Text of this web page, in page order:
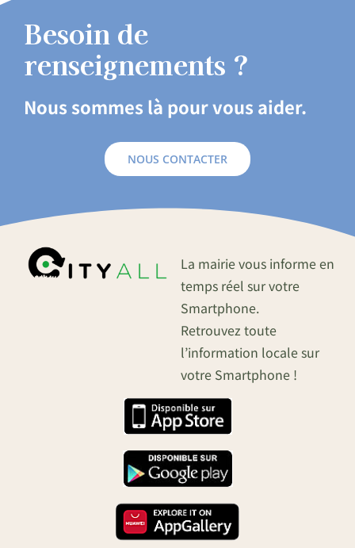
Besoin de
renseignements ?
Nous sommes là pour vous aider.
NOUS CONTACTER
La mairie vous informe en
temps réel sur votre
Smartphone.
Retrouvez toute
l’information locale sur
votre Smartphone !